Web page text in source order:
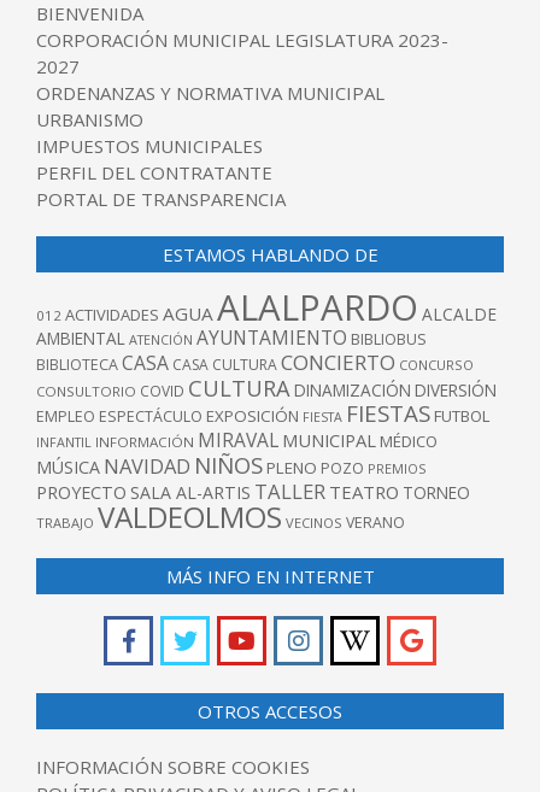
BIENVENIDA
CORPORACIÓN MUNICIPAL LEGISLATURA 2023-
2027
ORDENANZAS Y NORMATIVA MUNICIPAL
URBANISMO
IMPUESTOS MUNICIPALES
PERFIL DEL CONTRATANTE
PORTAL DE TRANSPARENCIA
ESTAMOS HABLANDO DE
012 ACTIVIDADES AGUAALALPARDO ALCALDE
AMBIENTAL ATENCIÓN AYUNTAMIENTO BIBLIOBUS
BIBLIOTECACASA CASA CULTURACONCIERTO CONCURSO
CONSULTORIO COVID CULTURA DINAMIZACIÓN DIVERSIÓN
EMPLEO ESPECTÁCULO EXPOSICIÓN FIESTA FIESTAS FUTBOL
INFANTIL INFORMACIÓN MIRAVAL MUNICIPAL MÉDICO
MÚSICA NAVIDAD NIÑOS PLENO POZO PREMIOS
PROYECTO SALA AL-ARTIS TALLER TEATRO TORNEO
TRABAJO VALDEOLMOS VECINOS VERANO
MÁS INFO EN INTERNET
OTROS ACCESOS
INFORMACIÓN SOBRE COOKIES